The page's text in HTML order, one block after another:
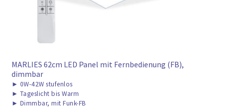
MARLIES 62cm LED Panel mit Fernbedienung (FB),
dimmbar
► 0W-42W stufenlos
► Tageslicht bis Warm
► Dimmbar, mit Funk-FB